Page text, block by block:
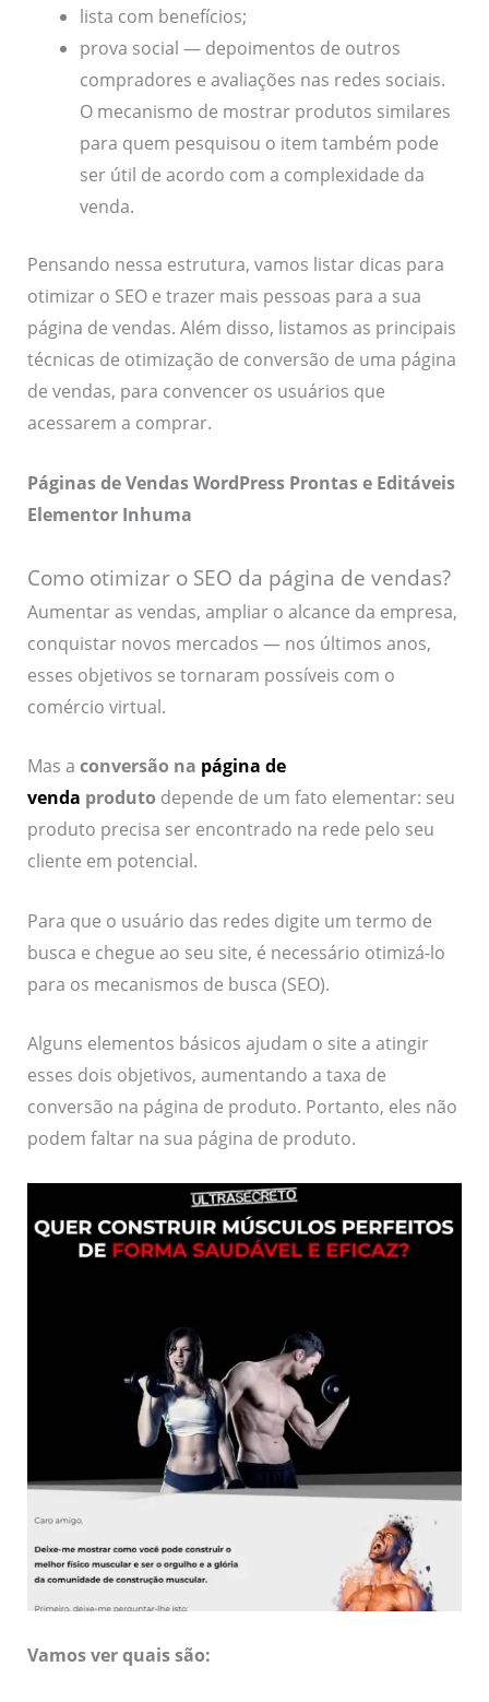
lista com benefícios;
prova social — depoimentos de outros
compradores e avaliações nas redes sociais.
O mecanismo de mostrar produtos similares
para quem pesquisou o item também pode
ser útil de acordo com a complexidade da
venda.
Pensando nessa estrutura, vamos listar dicas para
otimizar o SEO e trazer mais pessoas para a sua
página de vendas. Além disso, listamos as principais
técnicas de otimização de conversão de uma página
de vendas, para convencer os usuários que
acessarem a comprar.
Páginas de Vendas WordPress Prontas e Editáveis
Elementor Inhuma
Como otimizar o SEO da página de vendas?
Aumentar as vendas, ampliar o alcance da empresa,
conquistar novos mercados — nos últimos anos,
esses objetivos se tornaram possíveis com o
comércio virtual.
Mas a conversão na página de
venda produto depende de um fato elementar: seu
produto precisa ser encontrado na rede pelo seu
cliente em potencial.
Para que o usuário das redes digite um termo de
busca e chegue ao seu site, é necessário otimizá-lo
para os mecanismos de busca (SEO).
Alguns elementos básicos ajudam o site a atingir
esses dois objetivos, aumentando a taxa de
conversão na página de produto. Portanto, eles não
podem faltar na sua página de produto.
Vamos ver quais são: